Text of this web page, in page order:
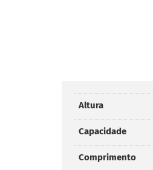
Altura
Capacidade
Comprimento